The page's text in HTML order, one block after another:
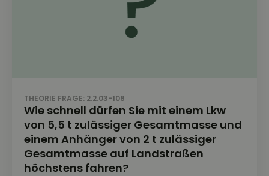
THEORIE FRAGE: 2.2.03-108
Wie schnell dürfen Sie mit einem Lkw
von 5,5 t zulässiger Gesamtmasse und
einem Anhänger von 2 t zulässiger
Gesamtmasse auf Landstraßen
höchstens fahren?